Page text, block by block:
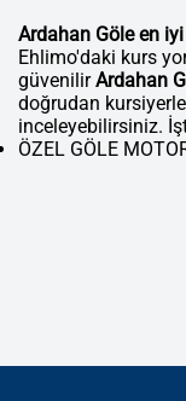
Ardahan Göle en
Ehlimo'daki kurs
güvenilirArdahan
doğrudan
inceleyebilirsiniz.
ÖZEL GÖLE